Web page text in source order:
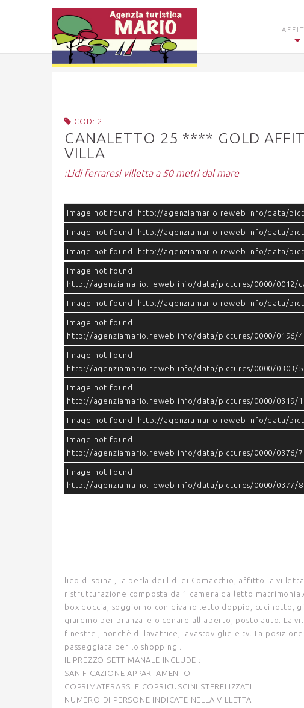
COD: 2
CANALETTO 25 **** GOLD
VILLA
:Lidi ferraresi villetta a 50 metri dal mare
Image not found: http://agenziamario.reweb.info/data/
Image not found: http://agenziamario.reweb.info/data/
Image not found: http://agenziamario.reweb.info/data/
Image not found:
http://agenziamario.reweb.info/data/pictures/0000/0012/
Image not found: http://agenziamario.reweb.info/data/
Image not found:
http://agenziamario.reweb.info/data/pictures/0000/0196/
Image not found:
http://agenziamario.reweb.info/data/pictures/0000/0303/
Image not found:
http://agenziamario.reweb.info/data/pictures/0000/0319/
Image not found: http://agenziamario.reweb.info/data/
Image not found:
http://agenziamario.reweb.info/data/pictures/0000/0376/
Image not found:
http://agenziamario.reweb.info/data/pictures/0000/0377/
lido di spina , la perla dei lidi di Comacchio, affitto la
ristrutturazione composta da 1 camera da letto
box doccia, soggiorno con divano letto doppio, cucinotto,
giardino per pranzare o cenare all'aperto, posto auto. La
finestre , nonchè di lavatrice, lavastoviglie e tv. La
passeggiata per lo shopping .
IL PREZZO SETTIMANALE INCLUDE :
SANIFICAZIONE APPARTAMENTO
COPRIMATERASSI E COPRICUSCINI STERELIZZATI
NUMERO DI PERSONE INDICATE NELLA VILLETTA